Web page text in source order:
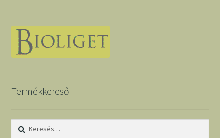
Termékkereső
Keresés: